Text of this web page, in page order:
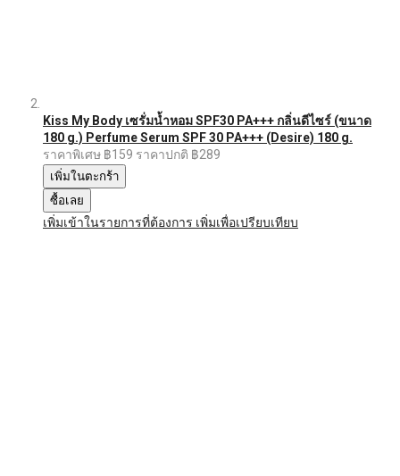
Kiss My Body เซรั่มน้ำหอม SPF30 PA+++ กลิ่นดีไซร์ (ขนาด
180 g.) Perfume Serum SPF 30 PA+++ (Desire) 180 g.
ราคาพิเศษ ฿159 ราคาปกติ ฿289
เพิ่มในตะกร้า
ซื้อเลย
เพิ่มเข้าในรายการที่ต้องการ เพิ่มเพื่อเปรียบเทียบ